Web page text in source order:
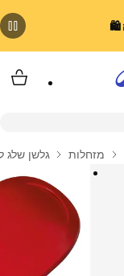
מזחלות גלשן שלג